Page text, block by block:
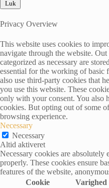
Luk
Privacy Overview
This website uses cookies to
navigate through the website.
categorized as necessary are
essential for the working of basic
also use third-party cookies that
you use this website. These
only with your consent. You also
cookies. But opting out of some
browsing experience.
Necessary
Necessary
Altid aktiveret
Necessary cookies are
properly. These cookies ensure
features of the website,
Cookie
Varighed